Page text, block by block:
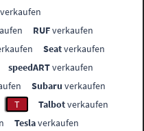
verkaufen
RUFverkaufen
Seatverkaufen
speedARTverkaufen
Subaru verkaufen
T Talbotverkaufen
Teslaverkaufen